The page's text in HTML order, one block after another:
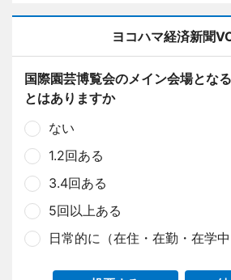
ヨコハマ経済新聞
国際園芸博覧会のメイン会場とな
とはありますか
ない
1.2回ある
3.4回ある
5回以上ある
日常的に（在住・在勤・在学中